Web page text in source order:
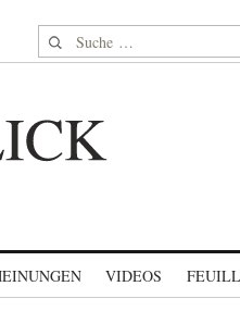
Suche nach:
VIDEOS